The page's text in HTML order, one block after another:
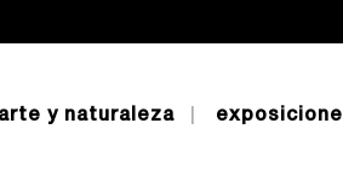
y naturaleza